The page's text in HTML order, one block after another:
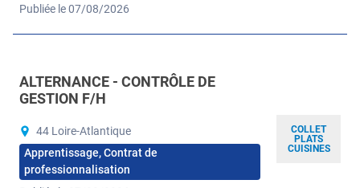
Publiée le 07/08/2026
COLLET
PLATS
CUISINES
ALTERNANCE - CONTRÔLE DE
GESTION F/H
44 Loire-Atlantique
Apprentissage, Contrat de
professionnalisation